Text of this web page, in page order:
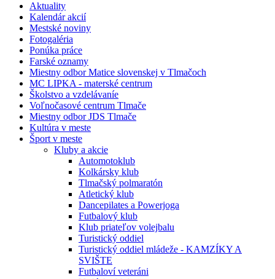
Aktuality
Kalendár akcií
Mestské noviny
Fotogaléria
Ponúka práce
Farské oznamy
Miestny odbor Matice slovenskej v Tlmačoch
MC LIPKA - materské centrum
Školstvo a vzdelávaníe
Voľnočasové centrum Tlmače
Miestny odbor JDS Tlmače
Kultúra v meste
Šport v meste
Kluby a akcie
Automotoklub
Kolkársky klub
Tlmačský polmaratón
Atletický klub
Dancepilates a Powerjoga
Futbalový klub
Klub priateľov volejbalu
Turistický oddiel
Turistický oddiel mládeže - KAMZÍKY A
SVIŠTE
Futbaloví veteráni